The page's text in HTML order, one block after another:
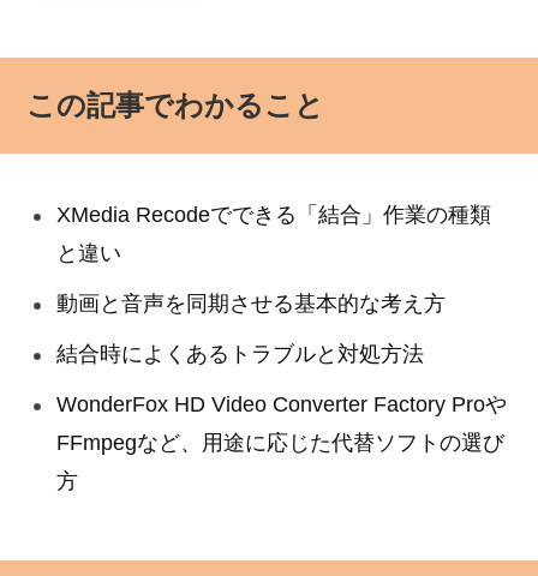
この記事でわかること
XMedia Recodeでできる「結合」作業の種類
と違い
動画と音声を同期させる基本的な考え方
結合時によくあるトラブルと対処方法
WonderFox HD Video Converter Factory Proや
FFmpegなど、用途に応じた代替ソフトの選び
方